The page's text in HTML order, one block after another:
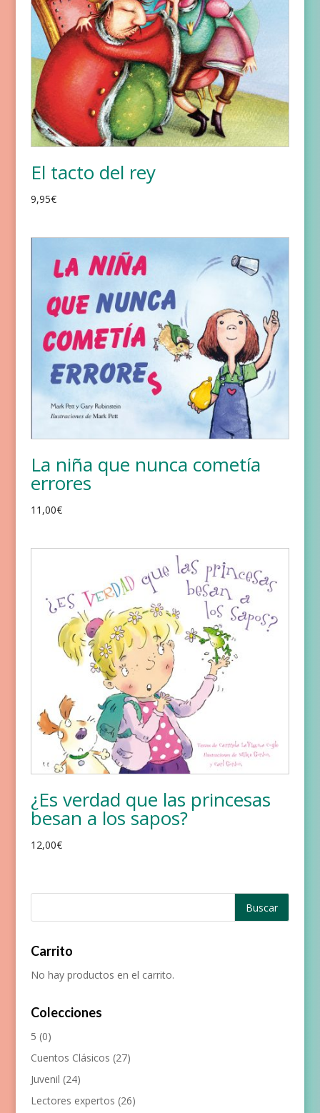
El tacto del rey
9,95€
La niña que nunca cometía
errores
11,00€
¿Es verdad que las princesas
besan a los sapos?
12,00€
Carrito
No hay productos en el carrito.
Colecciones
5 (0)
Cuentos Clásicos (27)
Juvenil (24)
Lectores expertos (26)